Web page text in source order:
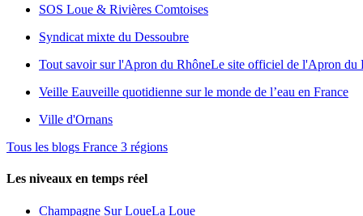
SOS Loue & Rivières Comtoises
Syndicat mixte du Dessoubre
Tout savoir sur l'Apron du RhôneLe site officiel de l'Apron du
Veille Eauveille quotidienne sur le monde de l’eau en France
Ville d'Ornans
Tous les blogs France 3 régions
Les niveaux en temps réel
Champagne Sur LoueLa Loue